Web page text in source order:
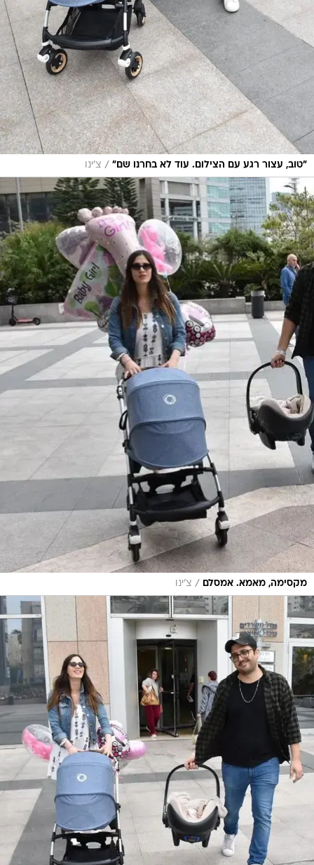
"טוב, עצור רגע עם הצילום. עוד לא בחרנו שם" / צ'ינו
מקסימה, מאמא. אמסלם / צ'ינו